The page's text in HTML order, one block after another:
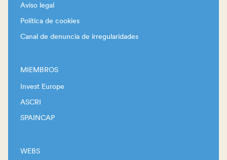
Aviso legal
Política de cookies
Canal de denuncia de irregularidades
MIEMBROS
Invest Europe
ASCRI
SPAINCAP
WEBS